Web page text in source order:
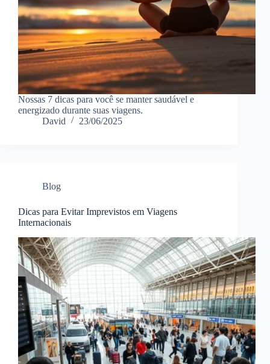
Nossas 7 dicas para você se manter saudável e
energizado durante suas viagens.
David
23/06/2025
Blog
Dicas para Evitar Imprevistos em Viagens
Internacionais